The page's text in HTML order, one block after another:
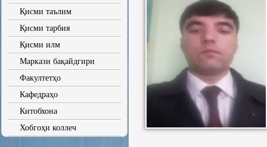
Қисми таълим
Қисми тарбия
Қисми илм
Маркази бақайдгири
Факултетҳо
Кафедраҳо
Китобхона
Хобгоҳи коллеч